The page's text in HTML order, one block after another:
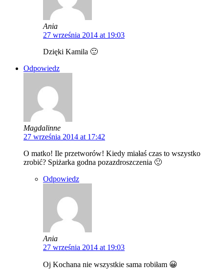
Ania
27 września 2014 at 19:03
Dzięki Kamila 🙂
Odpowiedz
Magdalinne
27 września 2014 at 17:42
O matko! Ile przetworów! Kiedy miałaś czas to wszystko
zrobić? Spiżarka godna pozazdroszczenia 🙂
Odpowiedz
Ania
27 września 2014 at 19:03
Oj Kochana nie wszystkie sama robiłam 😀